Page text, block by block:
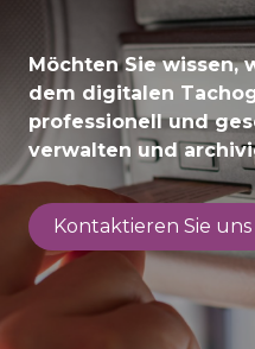
Möchten Sie wissen,
dem digitalen
professionell und
verwalten und
Kontaktieren Sie uns